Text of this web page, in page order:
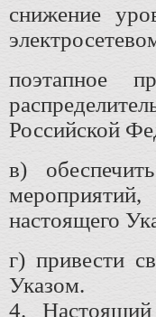
снижение
поэтапное
Российской
в)
настоящего
г) привести
Указом.
4.